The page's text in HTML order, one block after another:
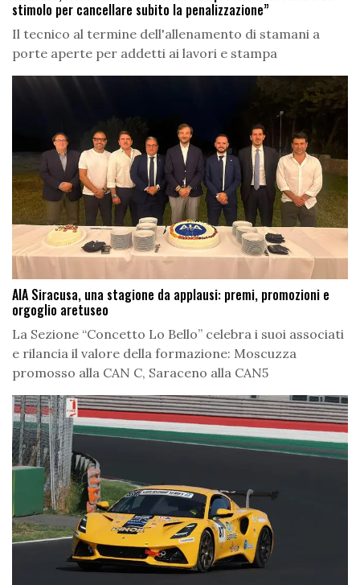
stimolo per cancellare subito la penalizzazione”
Il tecnico al termine dell'allenamento di stamani a
porte aperte per addetti ai lavori e stampa
AIA Siracusa, una stagione da applausi: premi, promozioni e
orgoglio aretuseo
La Sezione “Concetto Lo Bello” celebra i suoi associati
e rilancia il valore della formazione: Moscuzza
promosso alla CAN C, Saraceno alla CAN5